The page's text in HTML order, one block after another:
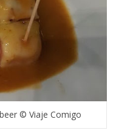
© Viaje Comigo